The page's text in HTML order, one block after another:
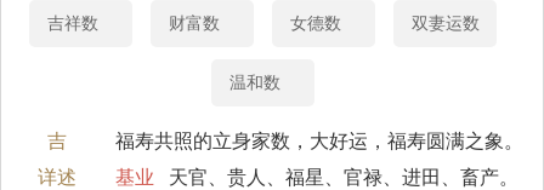
吉祥数 财富数 女德数 双妻运数
温和数
吉
福寿共照的立身家数，大好运，福寿圆满之象。
详述
基业 天官、贵人、福星、官禄、进田、畜产。